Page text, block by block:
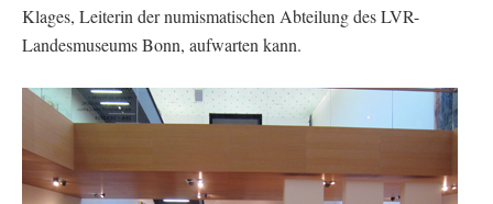
Klages, Leiterin der numismatischen Abteilung des LVR-
Landesmuseums Bonn, aufwarten kann.